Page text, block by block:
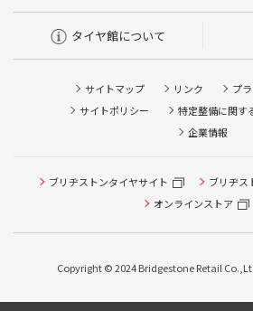
タイヤ館について
サイトマップ リンク
プ
サイトポリシー
特定整備に関す
企業情報
ブリヂストンタイヤサイト
ブリヂス
オンラインストア
Copyright © 2024 Bridgestone Retail
タイヤ点検・安全点検/タイヤ履き替
ピット作業の予約
本日のタイヤ履き替え順番待ち予約